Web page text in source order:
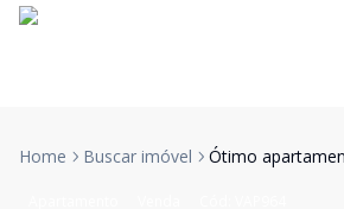
Home Buscar imóvel Ótimo